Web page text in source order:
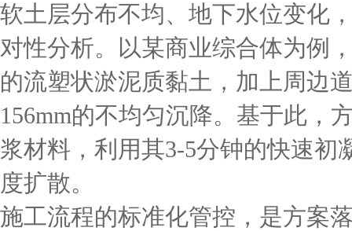
软土层分布不均、地下水位变化
对性分析。以某商业综合体为例
的流塑状淤泥质黏土，加上周边
156mm的不均匀沉降。基于此，
浆材料，利用其3-5分钟的快速
度扩散。
施工流程的标准化管控，是方案